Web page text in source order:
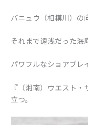
バニュウ（相模川）の
それまで遠浅だった海
パワフルなショアブレ
『（湘南）ウエスト
立つ。